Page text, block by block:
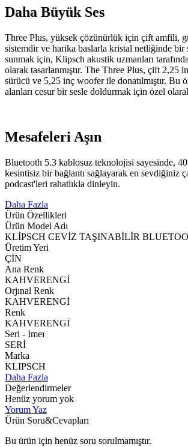
Daha Büyük Ses
Three Plus, yüksek çözünürlük için çift amfili,
sistemdir ve harika baslarla kristal netliğinde bir
sunmak için, Klipsch akustik uzmanları
olarak tasarlanmıştır. The Three Plus, çift 2,25
sürücü ve 5,25 inç woofer ile donatılmıştır. Bu
alanları cesur bir sesle doldurmak için özel
Mesafeleri Aşın
Bluetooth 5.3 kablosuz teknolojisi sayesinde,
kesintisiz bir bağlantı sağlayarak en sevdiğiniz
podcast'leri rahatlıkla dinleyin.
Daha Fazla
Ürün Özellikleri
Ürün Model Adı
KLİPSCH CEVİZ TAŞINABİLİR
Üretim Yeri
ÇİN
Ana Renk
KAHVERENGİ
Orjınal Renk
KAHVERENGİ
Renk
KAHVERENGİ
Seri - Imeı
SERİ
Marka
KLIPSCH
Daha Fazla
Değerlendirmeler
Henüz yorum yok
Yorum Yaz
Ürün Soru&Cevapları
Bu ürün için henüz soru sorulmamıştır.